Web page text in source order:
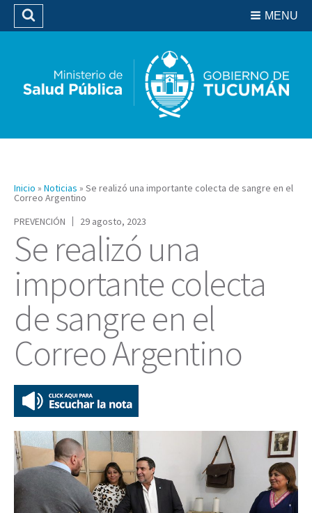
Biblioteca
MENU
Buscar
Inicio » Noticias » Se realizó una importante colecta de sangre en el
Correo Argentino
PREVENCIÓN
29 agosto, 2023
Se realizó una
importante colecta
de sangre en el
Correo Argentino